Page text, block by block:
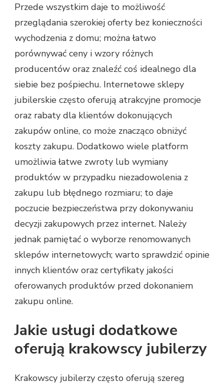
Przede wszystkim daje to możliwość
przeglądania szerokiej oferty bez konieczności
wychodzenia z domu; można łatwo
porównywać ceny i wzory różnych
producentów oraz znaleźć coś idealnego dla
siebie bez pośpiechu. Internetowe sklepy
jubilerskie często oferują atrakcyjne promocje
oraz rabaty dla klientów dokonujących
zakupów online, co może znacząco obniżyć
koszty zakupu. Dodatkowo wiele platform
umożliwia łatwe zwroty lub wymiany
produktów w przypadku niezadowolenia z
zakupu lub błędnego rozmiaru; to daje
poczucie bezpieczeństwa przy dokonywaniu
decyzji zakupowych przez internet. Należy
jednak pamiętać o wyborze renomowanych
sklepów internetowych; warto sprawdzić opinie
innych klientów oraz certyfikaty jakości
oferowanych produktów przed dokonaniem
zakupu online.
Jakie usługi dodatkowe
oferują krakowscy jubilerzy
Krakowscy jubilerzy często oferują szereg